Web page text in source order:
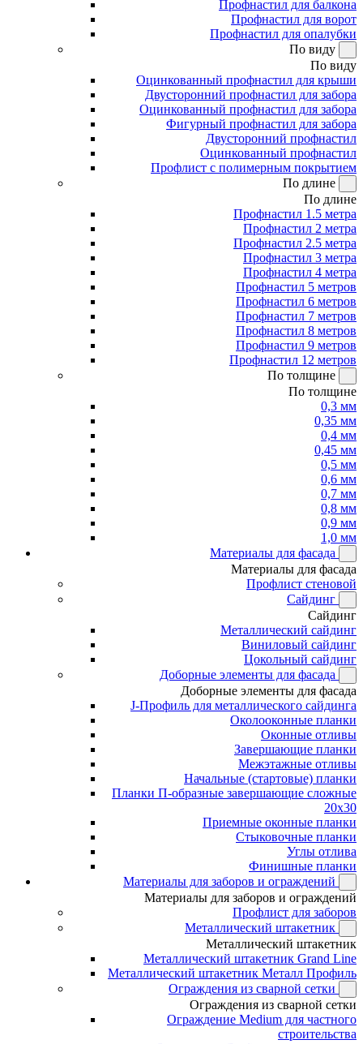
Профнастил для балкона
Профнастил для ворот
Профнастил для опалубки
По виду
По виду
Оцинкованный профнастил для крыши
Двусторонний профнастил для забора
Оцинкованный профнастил для забора
Фигурный профнастил для забора
Двусторонний профнастил
Оцинкованный профнастил
Профлист с полимерным покрытием
По длине
По длине
Профнастил 1.5 метра
Профнастил 2 метра
Профнастил 2.5 метра
Профнастил 3 метра
Профнастил 4 метра
Профнастил 5 метров
Профнастил 6 метров
Профнастил 7 метров
Профнастил 8 метров
Профнастил 9 метров
Профнастил 12 метров
По толщине
По толщине
0,3 мм
0,35 мм
0,4 мм
0,45 мм
0,5 мм
0,6 мм
0,7 мм
0,8 мм
0,9 мм
1,0 мм
Материалы для фасада
Материалы для фасада
Профлист стеновой
Сайдинг
Сайдинг
Металлический сайдинг
Виниловый сайдинг
Цокольный сайдинг
Доборные элементы для фасада
Доборные элементы для фасада
J-Профиль для металлического сайдинга
Околооконные планки
Оконные отливы
Завершающие планки
Межэтажные отливы
Начальные (стартовые) планки
Планки П-образные завершающие сложные
20x30
Приемные оконные планки
Стыковочные планки
Углы отлива
Финишные планки
Материалы для заборов и ограждений
Материалы для заборов и ограждений
Профлист для заборов
Металлический штакетник
Металлический штакетник
Металлический штакетник Grand Line
Металлический штакетник Металл Профиль
Ограждения из сварной сетки
Ограждения из сварной сетки
Ограждение Medium для частного
строительства